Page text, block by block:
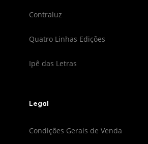
Contraluz
Quatro Linhas Edições
Ipê das Letras
Legal
Condições Gerais de Venda